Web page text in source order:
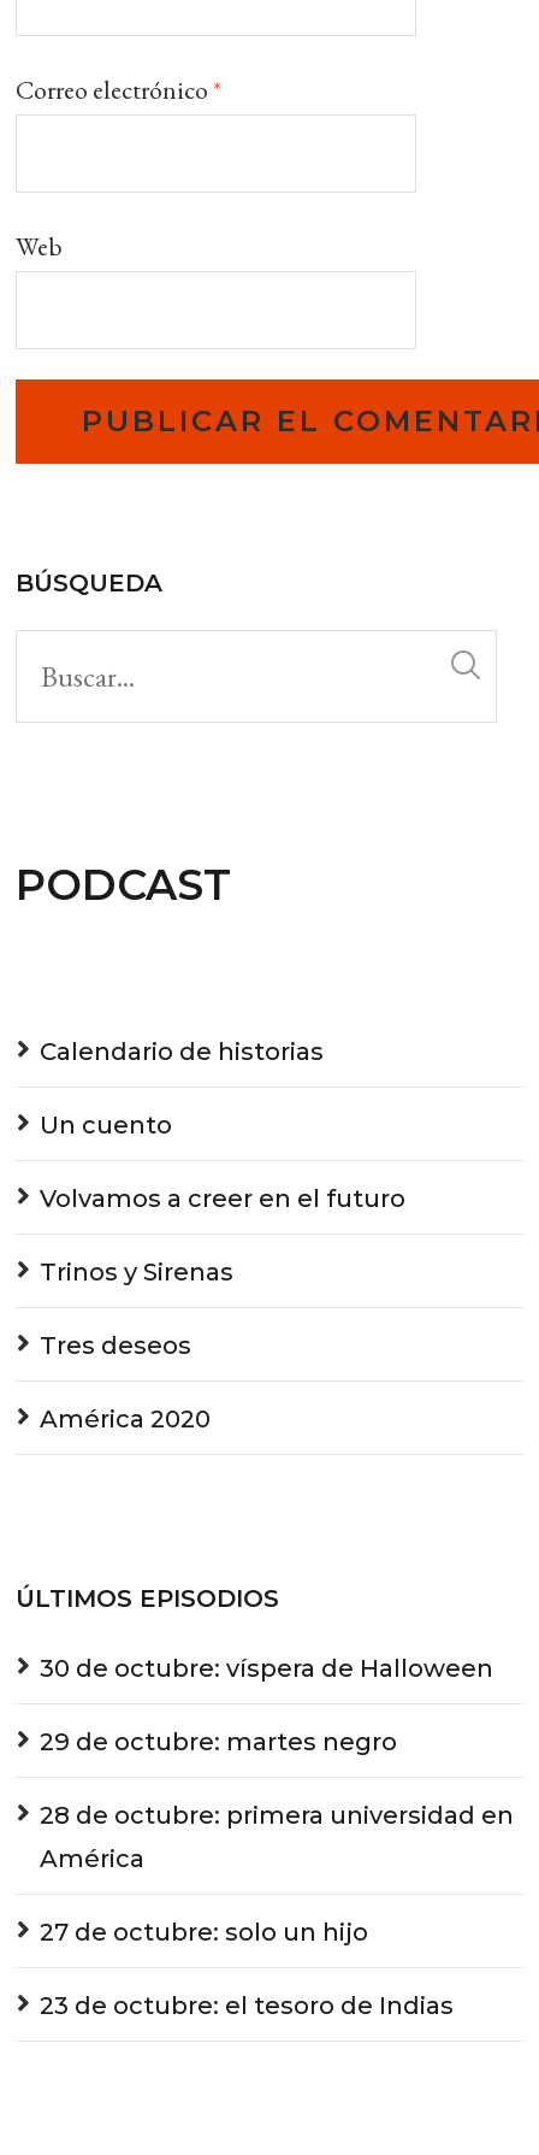
Correo electrónico *
Web
BÚSQUEDA
PODCAST
Calendario de historias
Un cuento
Volvamos a creer en el futuro
Trinos y Sirenas
Tres deseos
América 2020
ÚLTIMOS EPISODIOS
30 de octubre: víspera de Halloween
29 de octubre: martes negro
28 de octubre: primera universidad en
América
27 de octubre: solo un hijo
23 de octubre: el tesoro de Indias